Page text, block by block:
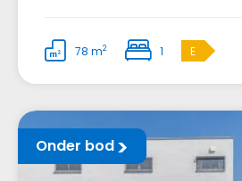
78 m2 1 E
Onder bod